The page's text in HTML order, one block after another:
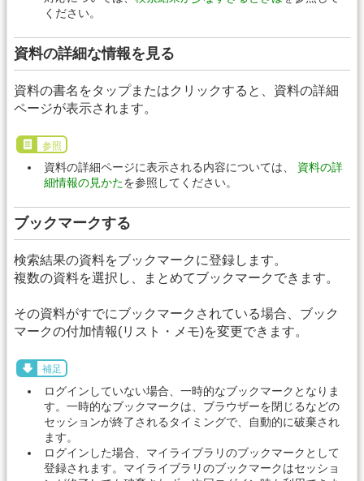
ください。
資料の詳細な情報を見る
資料の書名をタップまたはクリックすると、資料の詳細
ページが表示されます。
参照
資料の詳細ページに表示される内容については、 資料の詳
細情報の見かたを参照してください。
ブックマークする
検索結果の資料をブックマークに登録します。
複数の資料を選択し、まとめてブックマークできます。
その資料がすでにブックマークされている場合、ブック
マークの付加情報(リスト・メモ)を変更できます。
補足
ログインしていない場合、一時的なブックマークとなりま
す。一時的なブックマークは、ブラウザーを閉じるなどの
セッションが終了されるタイミングで、自動的に破棄され
ます。
ログインした場合、マイライブラリのブックマークとして
登録されます。マイライブラリのブックマークはセッショ